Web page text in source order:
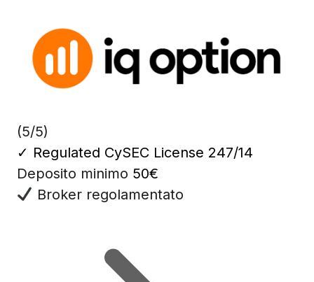
(5/5)
✓ Regulated CySEC License 247/14
Deposito minimo 50€
Broker regolamentato